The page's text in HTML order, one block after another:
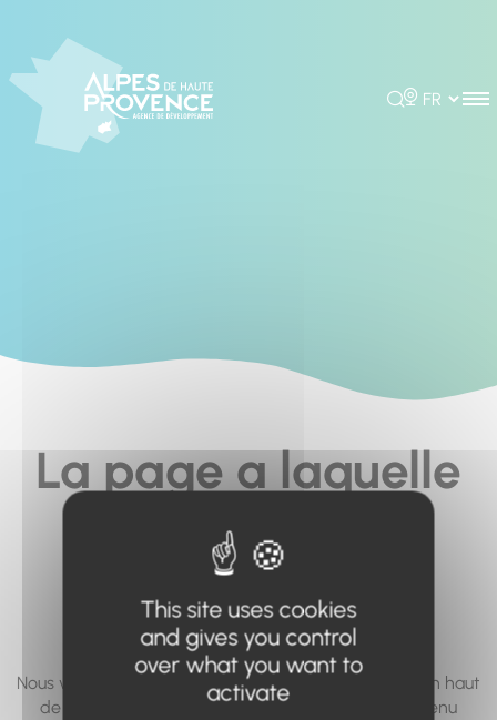
Rechercher
Choisir la
La page a laquelle
vous cherchez à
accéder n'existe
pas... ou plus.
Nous vous invitons à utiliser le moteur de recherche en haut
de page, ou à utiliser le menu pour trouver le contenu
This site uses cookies
and gives you control
over what you want to
activate